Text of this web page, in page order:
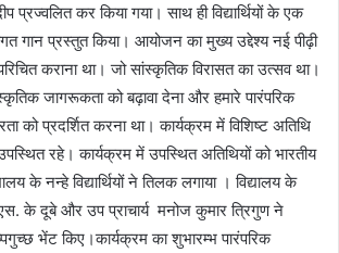
प्रज्वलित कर किया गया। साथ ही विद्यार्थियों के एक
गान प्रस्तुत किया। आयोजन का मुख्य उद्देश्य नई पीढ़ी
कराना था। जो सांस्कृतिक विरासत का उत्सव था।
जागरूकता को बढ़ावा देना और हमारे पारंपरिक
को प्रदर्शित करना था। कार्यक्रम में विशिष्ट अतिथि
रहे। कार्यक्रम में उपस्थित अतिथियों को भारतीय
के नन्हे विद्यार्थियों ने तिलक लगाया । विद्यालय के
के दूबे और उप प्राचार्य मनोज कुमार त्रिगुण ने
भेंट किए।कार्यक्रम का शुभारम्भ पारंपरिक